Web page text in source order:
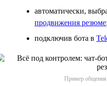
автоматически,
продвижения резюме;
подключив бота в
Пример общения